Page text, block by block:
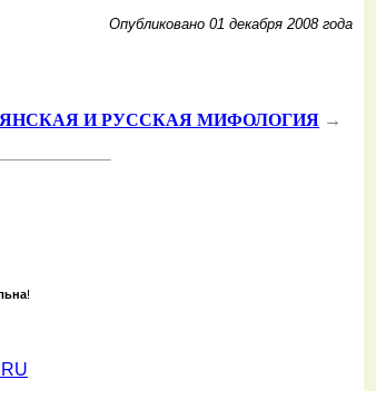
Опубликовано 01 декабря 2008 года
И РУССКАЯ МИФОЛОГИЯ →
!